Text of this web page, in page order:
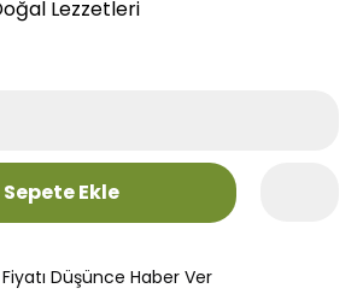
Lezzetleri
Sepete Ekle
Fiyatı Düşünce Haber Ver